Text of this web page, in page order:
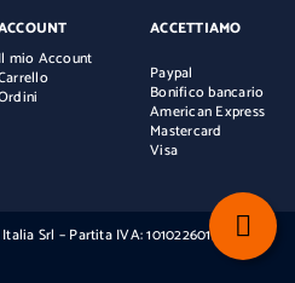
Il mio Account
ACCETTIAMO
Paypal
Bonifico bancario
American Express
Mastercard
Visa
Srl – Partita IVA: 10102260154